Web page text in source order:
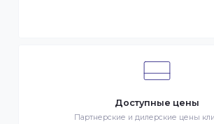
Клиентский
Служба поддержки клиентов 24/